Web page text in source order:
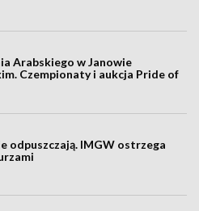
Arabskiego w Janowie
Czempionaty i aukcja Pride of
odpuszczają. IMGW ostrzega